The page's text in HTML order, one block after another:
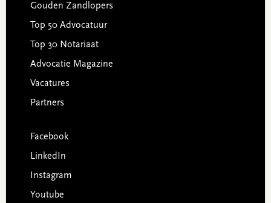
Gouden Zandlopers
Top 50 Advocatuur
Top 30 Notariaat
Advocatie Magazine
Vacatures
Partners
Facebook
LinkedIn
Instagram
Youtube